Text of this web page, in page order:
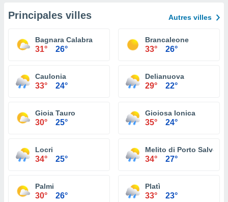
Principales villes Autres villes
Bagnara Calabra
31° 26°
Brancaleone
33° 26°
Caulonia
33° 24°
Delianuova
29° 22°
Gioia Tauro
30° 25°
Gioiosa Ionica
35° 24°
Locri
34° 25°
Melito di Porto Salvo
34° 27°
Palmi
30° 26°
Platì
33° 23°